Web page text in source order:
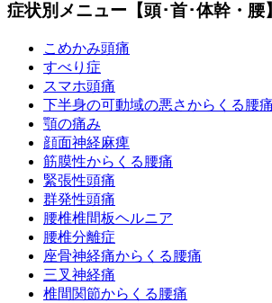
症状別メニュー【頭･首･体幹・腰】
こめかみ頭痛
すべり症
スマホ頭痛
下半身の可動域の悪さからくる腰痛
顎の痛み
顔面神経麻痺
筋膜性からくる腰痛
緊張性頭痛
群発性頭痛
腰椎椎間板ヘルニア
腰椎分離症
座骨神経痛からくる腰痛
三叉神経痛
椎間関節からくる腰痛